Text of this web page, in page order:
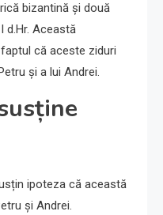
bizantină și două
d.Hr. Această
că aceste ziduri
și a lui Andrei.
ipoteza că această
și Andrei.